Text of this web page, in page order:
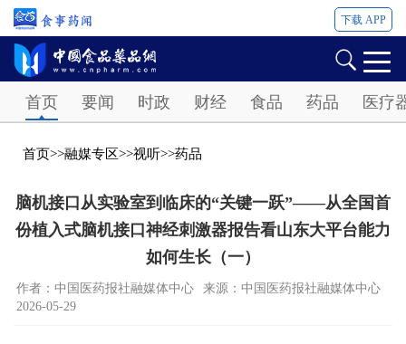
下载 APP
首页 要闻 时政 财经 食品 药品 医疗
首页>>融媒专区>>视听>>药品
脑机接口从实验室到临床的“关键一跃”——从全国首
份植入式脑机接口神经刺激器报告看山东大平台能力
如何生长（一）
作者：中国医药报社融媒体中心
来源：中国医药报社融媒体中心
2026-05-29